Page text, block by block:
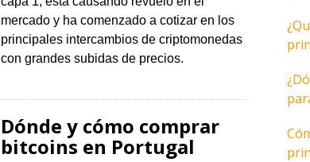
mercado y ha comenzado a cotizar en los
principales intercambios de criptomonedas
con grandes subidas de precios.
Dónde y cómo comprar
bitcoins en Portugal